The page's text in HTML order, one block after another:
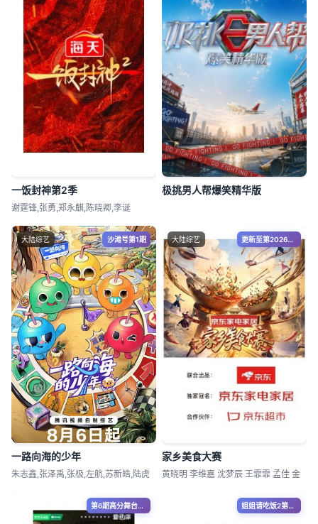
一饭封神第2季
谢霆锋,张勇,郑永麒,陈晓卿,李诞
极挑男人帮爆笑精华版
大陆综艺 沙滩号第1期
一路向海的少年
朱志鑫,张泽禹,张极,左航,苏新皓,陆虎
大陆综艺 更新至第20260809期
家乡美食大赛
黄晓明 李维嘉 沈梦辰 王霏霏 孟佳 金
第6期高分舞台纯享合集 姐姐请吃饭2第5期